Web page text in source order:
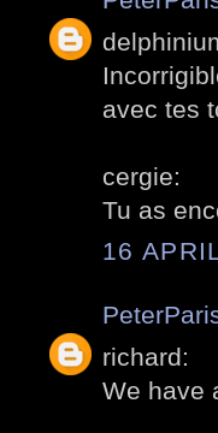
avec tes
cergie:
Tu as
16
richard:
We have